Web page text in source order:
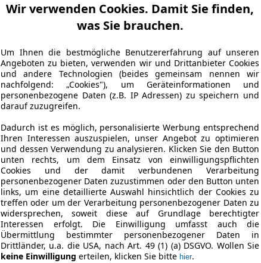
Wir verwenden Cookies. Damit Sie finden,
was Sie brauchen.
Um Ihnen die bestmögliche Benutzererfahrung auf unseren
Angeboten zu bieten, verwenden wir und Drittanbieter Cookies
und andere Technologien (beides gemeinsam nennen wir
nachfolgend: „Cookies"), um Geräteinformationen und
personenbezogene Daten (z.B. IP Adressen) zu speichern und
darauf zuzugreifen.
Dadurch ist es möglich, personalisierte Werbung entsprechend
Ihren Interessen auszuspielen, unser Angebot zu optimieren
und dessen Verwendung zu analysieren. Klicken Sie den Button
unten rechts, um dem Einsatz von einwilligungspflichten
Cookies und der damit verbundenen Verarbeitung
personenbezogener Daten zuzustimmen oder den Button unten
links, um eine detaillierte Auswahl hinsichtlich der Cookies zu
treffen oder um der Verarbeitung personenbezogener Daten zu
widersprechen, soweit diese auf Grundlage berechtigter
Interessen erfolgt. Die Einwilligung umfasst auch die
Übermittlung bestimmter personenbezogener Daten in
Drittländer, u.a. die USA, nach Art. 49 (1) (a) DSGVO. Wollen Sie
keine Einwilligung erteilen, klicken Sie bitte hier.